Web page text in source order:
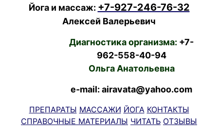
Йога и массаж: +7-927-246-76-32
Алексей Валерьевич
Диагностика организма: +7-
962-558-40-94
Ольга Анатольевна
e-mail: airavata@yahoo.com
ПРЕПАРАТЫ МАССАЖИ ЙОГА КОНТАКТЫ
СПРАВОЧНЫЕ МАТЕРИАЛЫ ЧИТАТЬ ОТЗЫВЫ